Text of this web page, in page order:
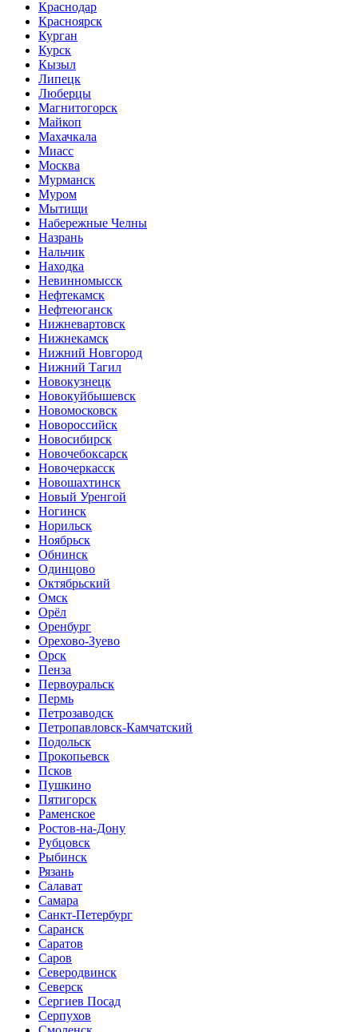
Краснодар
Красноярск
Курган
Курск
Кызыл
Липецк
Люберцы
Магнитогорск
Майкоп
Махачкала
Миасс
Москва
Мурманск
Муром
Мытищи
Набережные Челны
Назрань
Нальчик
Находка
Невинномысск
Нефтекамск
Нефтеюганск
Нижневартовск
Нижнекамск
Нижний Новгород
Нижний Тагил
Новокузнецк
Новокуйбышевск
Новомосковск
Новороссийск
Новосибирск
Новочебоксарск
Новочеркасск
Новошахтинск
Новый Уренгой
Ногинск
Норильск
Ноябрьск
Обнинск
Одинцово
Октябрьский
Омск
Орёл
Оренбург
Орехово-Зуево
Орск
Пенза
Первоуральск
Пермь
Петрозаводск
Петропавловск-Камчатский
Подольск
Прокопьевск
Псков
Пушкино
Пятигорск
Раменское
Ростов-на-Дону
Рубцовск
Рыбинск
Рязань
Салават
Самара
Санкт-Петербург
Саранск
Саратов
Саров
Северодвинск
Северск
Сергиев Посад
Серпухов